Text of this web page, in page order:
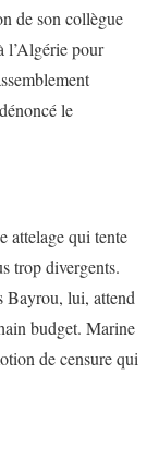
de son collègue
l’Algérie pour
le
attelage qui tente
trop divergents.
Bayrou, lui, attend
budget. Marine
de censure qui